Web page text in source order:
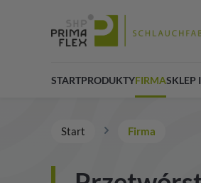
STARTPRODUKTYFIRMASKLEP
Start Firma